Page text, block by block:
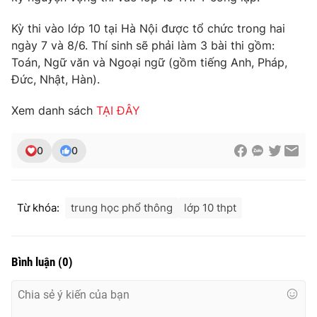
THỜI BÁO VTV
Theo dõi báo trên
Giấy phép hoạt động báo in và báo điện tử số 483/GP-BTTTT
Phó Tổng Biên tập:
Tổng đài VTV:
024.38 355 931 - 024.38 355 932
Kỳ thi vào lớp 10 tại Hà Nội được tổ chức trong hai
ngày 7 và 8/6. Thí sinh sẽ phải làm 3 bài thi gồm:
Toán, Ngữ văn và Ngoại ngữ (gồm tiếng Anh, Pháp,
Đức, Nhật, Hàn).
Xem danh sách TẠI ĐÂY
0 0
Từ khóa: trung học phổ thông lớp 10 thpt
Bình luận (0)